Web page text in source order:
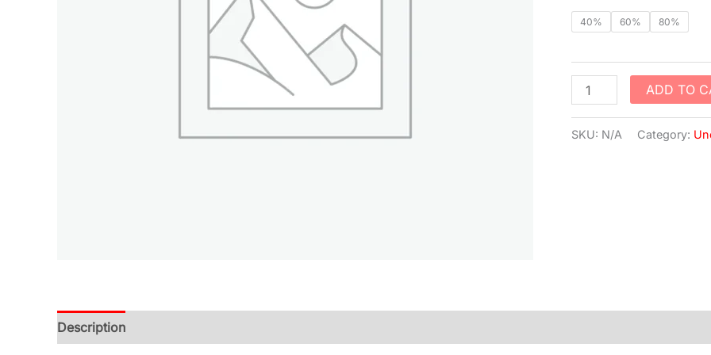
40% 60% 80%
ADD TO
SKU: N/A Category:
Description